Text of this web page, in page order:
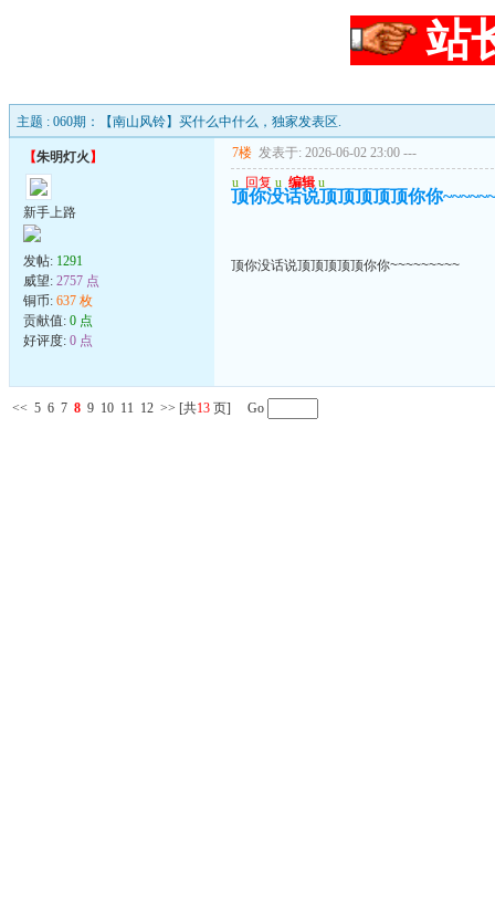
站
主题 : 060期：【南山风铃】买什么中什么，独家发表区.
【朱明灯火 】
新手上路
发帖: 1291
威望: 2757 点
铜币: 637 枚
贡献值: 0 点
好评度: 0 点
7楼 发表于: 2026-06-02 23:00 ---
u 回复 u 编辑 u
顶你没话说顶顶顶顶顶你你
顶你没话说顶顶顶顶顶你你~~~~~~~~~
<< 5 6 7 8 9 10 11 12 >> [共13 页] Go